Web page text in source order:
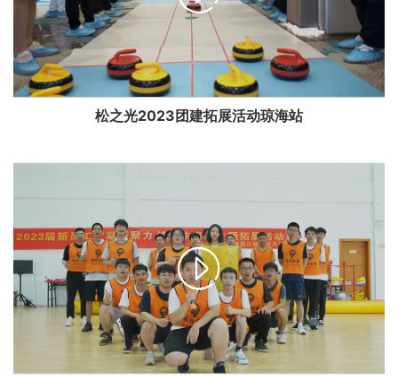
松之光2023团建拓展活动琼海站
